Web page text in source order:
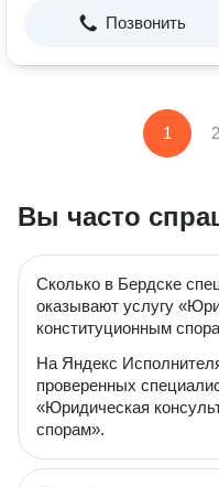
Позвонить
1 2
Вы часто
Сколько в Бердске
оказывают услугу
конституционным
На Яндекс
проверенных
«Юридическая
спорам».